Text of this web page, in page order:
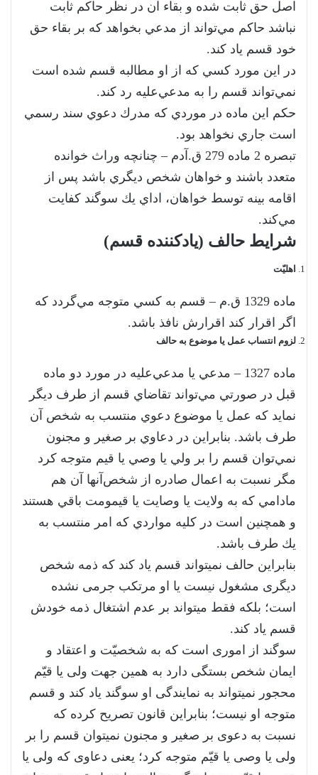
اصل حق ثابت شده و بقاء آن در نظر حاكم ثابت
نباشد حاكم مي‌تواند از مدعي بخواهد كه بر بقاء‌ حق
خود قسم ياد كند.
‌در اين مورد كسي كه از او مطالبه قسم شده است
نمي‌تواند قسم را به مدعي‌عليه رد كند.
‌حكم اين ماده در موردي كه مدرك دعوي سند رسمي
است جاري نخواهد بود.
‌تبصره 2 ماده 279 ق.آدم – چنانچه وراث خوانده
متعدد باشند و خواهان شخص ديگري باشد پس از
اقامه بينه توسط خواهان، اداي يك سوگند كفايت
مي‌كند.
شرایط حالف (یادکننده قسم)
اهلیّت
‌ماده 1329 ق.م – قسم به كسي متوجه مي‌گردد كه
اگر اقرار كند اقرارش نافذ باشد.
لزوم انتساب عمل یا موضوع به حالف
‌ماده 1327 – مدعي يا مدعي‌عليه در مورد دو ماده
قبل در صورتي مي‌تواند تقاضاي قسم از طرف ديگر
نمايد كه عمل يا موضوع دعوي منتسب به ‌شخص آن
طرف باشد. بنابراين در دعاوي بر صغير و مجنون
نمي‌توان قسم را بر ولي يا وصي يا قيم متوجه كرد
مگر نسبت به اعمال صادره از شخص‌آنها آن هم
مادامي كه به ولايت يا وصايت يا قيمومت باقي هستند
و همچنين است در كليه مواردي كه امر منتسب به
يك طرف باشد.
بنابراین حالف نمی­تواند قسم یاد کند که ذمه شخص
دیگری مشغول نیست یا او مرتکب جرمی نشده
است؛ بلکه فقط می­تواند بر عدم اشتغال ذمه خودش
قسم یاد کند.
سوگند از اموری است که به شخصیّت و اعتقاد و
ایمان شخص بستگی دارد به همین جهت ولی یا قیّم
محجور نمی­تواند به نمایندگی او سوگند یاد کند و قسم
متوجه او نیست؛ بنابراین قانون تصریح کرده که
نسبت به دعوی بر صغیر و مجنون نمی­توان قسم را بر
ولی یا وصی یا قیّم متوجه کرد؛ یعنی دعاوی که ولی یا